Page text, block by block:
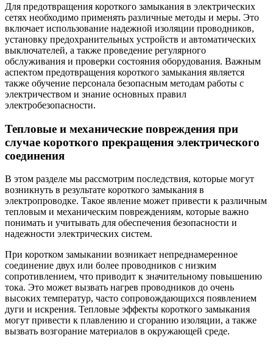
Для предотвращения короткого замыкания в электрических
сетях необходимо применять различные методы и меры. Это
включает использование надежной изоляции проводников,
установку предохранительных устройств и автоматических
выключателей, а также проведение регулярного
обслуживания и проверки состояния оборудования. Важным
аспектом предотвращения короткого замыкания является
также обучение персонала безопасным методам работы с
электричеством и знание основных правил
электробезопасности.
Тепловые и механические повреждения при
случае короткого прекращения электрического
соединения
В этом разделе мы рассмотрим последствия, которые могут
возникнуть в результате короткого замыкания в
электропроводке. Такое явление может привести к различным
тепловым и механическим повреждениям, которые важно
понимать и учитывать для обеспечения безопасности и
надежности электрических систем.
При коротком замыкании возникает непреднамеренное
соединение двух или более проводников с низким
сопротивлением, что приводит к значительному повышению
тока. Это может вызвать нагрев проводников до очень
высоких температур, часто сопровождающихся появлением
дуги и искрения. Тепловые эффекты короткого замыкания
могут привести к плавлению и сгоранию изоляции, а также
вызвать возгорание материалов в окружающей среде.